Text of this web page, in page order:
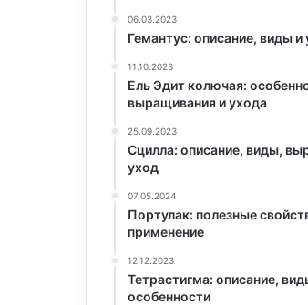
06.03.2023
Гемантус: описание, виды и
11.10.2023
Ель Эдит колючая:
выращивания и ухода
25.09.2023
Сцилла: описание, виды,
уход
07.05.2024
Портулак: полезные
применение
12.12.2023
Тетрастигма: описание,
особенности